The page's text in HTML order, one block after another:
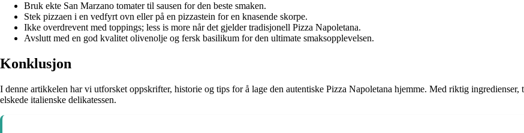
Bruk ekte San Marzano tomater til sausen for den beste smaken.
Stek pizzaen i en vedfyrt ovn eller på en pizzastein for en knasende skorpe.
Ikke overdrevent med toppings; less is more når det gjelder tradisjonell Pizza Napoletana.
Avslutt med en god kvalitet olivenolje og fersk basilikum for den ultimate smaksopplevelsen.
Konklusjon
I denne artikkelen har vi utforsket oppskrifter, historie og tips for å lage den autentiske Pizza Napoletana hjemme. Med riktig
elskede italienske delikatessen.